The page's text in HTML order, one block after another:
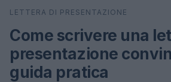
Cerca
LETTERA DI PRESENTAZIONE
Come scrivere una
presentazione
guida pratica